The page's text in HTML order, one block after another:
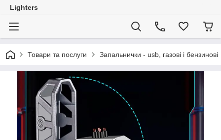
Lighters
Товари та послуги Запальнички - usb, газові і бензинові